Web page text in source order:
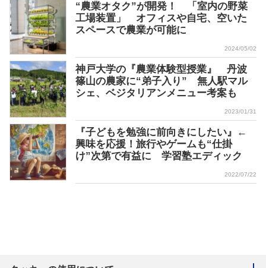
“農業オタク”が開発！ 「室内の野菜
工場装置」 オフィスや自宅、空いた
スペースで農業が可能に
2024/05/02
神戸大学の『農業体験型授業』 丹波
篠山の農家に“弟子入り” 無人駅マル
シェ、ベジタリアンメニュー考案も
2023/01/31
『子どもを勉強に前向きにしたい』←
興味を応援！旅行やゲームも“仕掛
け”次第で有益に 学習塾エディック
2022/07/22